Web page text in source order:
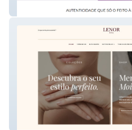
Lenor & Co.